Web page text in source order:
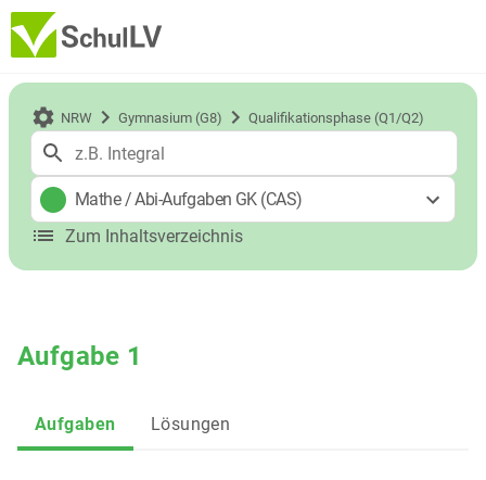
NRW Gymnasium (G8) Qualifikationsphase (Q1/Q2)
Mathe/Abi-Aufgaben GK (CAS)
Zum Inhaltsverzeichnis
Aufgabe 1
Aufgaben Lösungen